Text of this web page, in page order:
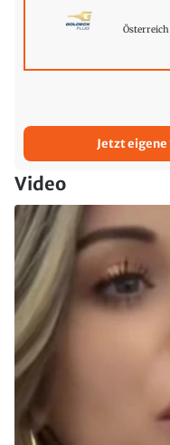
Österreich
Jetzt
Video